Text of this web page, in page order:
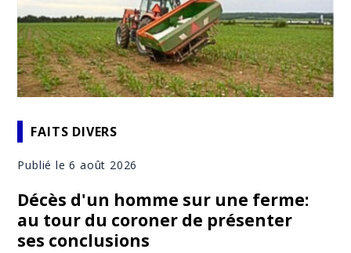
FAITS DIVERS
Publié le 6 août 2026
Décès d'un homme sur une ferme:
au tour du coroner de présenter
ses conclusions